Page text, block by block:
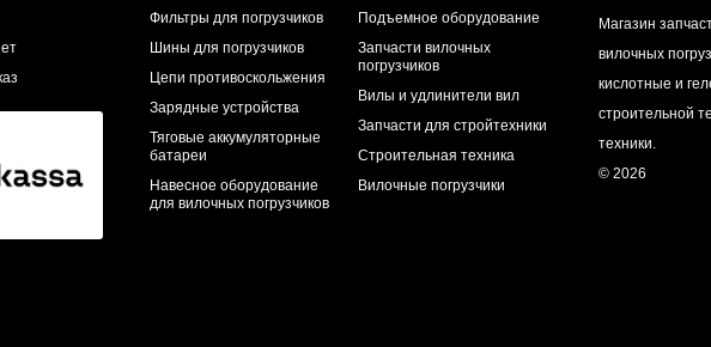
Фильтры для погрузчиков
Шины для погрузчиков
Цепи противоскольжения
Зарядные устройства
Тяговые аккумуляторные
батареи
Навесное оборудование
для вилочных погрузчиков
Подъемное оборудование
Запчасти вилочных
погрузчиков
Вилы и удлинители вил
Запчасти для стройтехники
Строительная техника
Вилочные погрузчики
Магазин
вилочных
кислотные и
строительной
техники.
© 2026